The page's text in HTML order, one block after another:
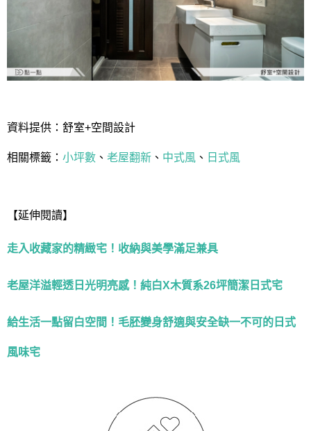
資料提供：舒室+空間設計
相關標籤： 小坪數 、 老屋翻新 、 中式風 、 日式風
【延伸閱讀】
走入收藏家的精緻宅！收納與美學滿足兼具
老屋洋溢輕透日光明亮感！純白X木質系26坪簡潔日式宅
給生活一點留白空間！毛胚變身舒適與安全缺一不可的日式
風味宅